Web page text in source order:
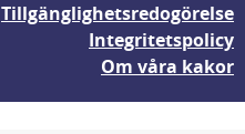
Tillgänglighetsredogörelse
Integritetspolicy
Om våra kakor